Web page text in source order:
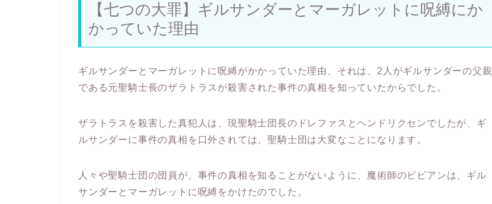
【七つの大罪】ギルサンダーとマーガレットに呪縛にか
かっていた理由
ギルサンダーとマーガレットに呪縛がかかっていた理由、それは、2人がギルサンダーの父親
である元聖騎士長のザラトラスが殺害された事件の真相を知っていたからでした。
ザラトラスを殺害した真犯人は、現聖騎士団長のドレファスとヘンドリクセンでしたが、ギ
ルサンダーに事件の真相を口外されては、聖騎士団は大変なことになります。
人々や聖騎士団の団員が、事件の真相を知ることがないように、魔術師のビビアンは、ギル
サンダーとマーガレットに呪縛をかけたのでした。